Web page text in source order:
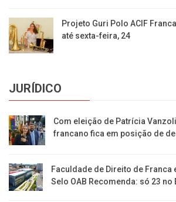
Projeto Guri Polo ACIF
até sexta-feira, 24
JURÍDICO
Com eleição de Patrícia
francano fica em posição de
Faculdade de Direito de Franca
Selo OAB Recomenda: só 23 no